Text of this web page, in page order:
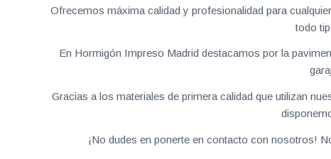
Ofrecemos máxima calidad y profesionalidad para
todo
En Hormigón Impreso Madrid destacamos por la
Gracias a los materiales de primera calidad que utilizan
¡No dudes en ponerte en contacto con nosotros!